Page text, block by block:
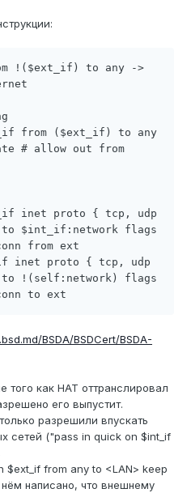
!($ext_if) to any ->
from ($ext_if) to any
# allow out from
inet proto { tcp, udp
$int_if:network flags
from ext
inet proto { tcp, udp
!(self:network) flags
to ext
BSDA/BSDCert/BSDA-
того как НАТ оттранслировал
его выпустит.
разрешили впускать
сетей ("pass in quick on $int_if
$ext_if from any to <LAN> keep
написано, что внешнему